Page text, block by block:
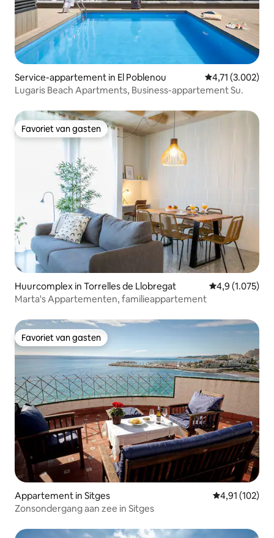
Service-appartement in El Poblenou Gemiddelde
4,71 (3.002)
Lugaris Beach Apartments, Business-appartement Su.
Favoriet van gasten
Favoriet van gasten
Huurcomplex in Torrelles de Llobregat Gemiddelde
4,9 (1.075)
Marta's Appartementen, familieappartement
Favoriet van gasten
Favoriet van gasten
Appartement in Sitges Gemiddelde
4,91 (102)
Zonsondergang aan zee in Sitges